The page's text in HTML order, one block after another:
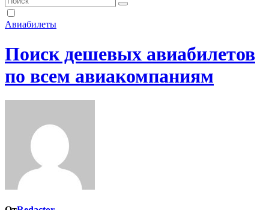
Авиабилеты
Поиск дешевых авиабилетов
по всем авиакомпаниям